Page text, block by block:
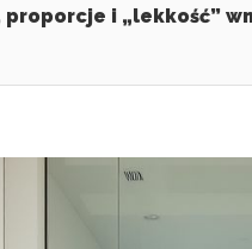
i „lekkość”